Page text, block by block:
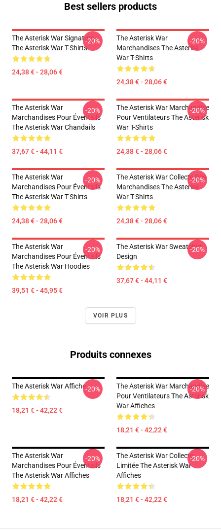
Best sellers products
The Asterisk War Signature
The Asterisk War T-Shirts
24,38 € - 28,06 €
-20%
The Asterisk War
Marchandises The Asterisk
War T-Shirts
24,38 € - 28,06 €
-20%
The Asterisk War
Marchandises Pour Éventails
The Asterisk War Chandails
37,67 € - 44,11 €
-20%
The Asterisk War Marchandise
Pour Ventilateurs The Asterisk
War T-Shirts
24,38 € - 28,06 €
-20%
The Asterisk War
Marchandises Pour Éventails
The Asterisk War T-Shirts
24,38 € - 28,06 €
-20%
The Asterisk War Collecte Des
Marchandises The Asterisk
War T-Shirts
24,38 € - 28,06 €
-20%
The Asterisk War
Marchandises Pour Éventails
The Asterisk War Hoodies
39,51 € - 45,95 €
-20%
The Asterisk War Sweatshirt
Design
37,67 € - 44,11 €
-20%
VOIR PLUS
Produits connexes
The Asterisk War Affiche
18,21 € - 42,22 €
-20%
The Asterisk War Marchandise
Pour Ventilateurs The Asterisk
War Affiches
18,21 € - 42,22 €
-20%
The Asterisk War
Marchandises Pour Éventails
The Asterisk War Affiches
18,21 € - 42,22 €
-20%
The Asterisk War Collecte
Limitée The Asterisk War
Affiches
18,21 € - 42,22 €
-20%